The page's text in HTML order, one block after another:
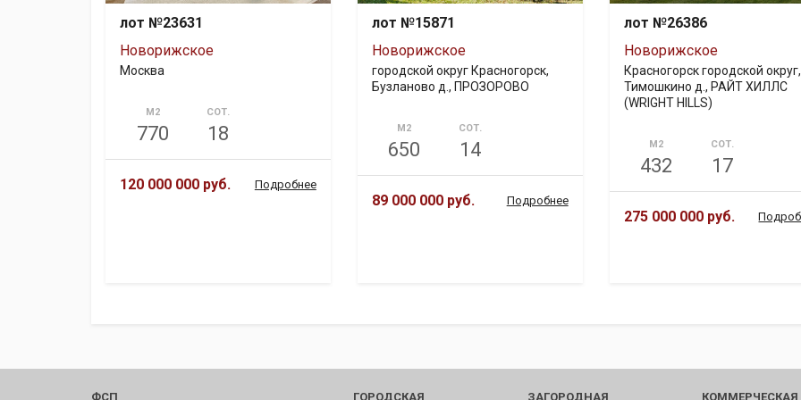
лот №23631
Новорижское
Москва
М2
770
СОТ.
18
120 000 000 руб. Подробнее
лот №15871
Новорижское
городской округ Красногорск,
Бузланово д., ПРОЗОРОВО
М2
650
СОТ.
14
89 000 000 руб. Подробнее
лот №26386
Новорижское
Красногорск городской округ,
Тимошкино д., РАЙТ ХИЛЛС
(WRIGHT HILLS)
М2
432
СОТ.
17
275 000 000 руб.
ФСП ГОРОДСКАЯ ЗАГОРОДНАЯ КОММЕРЧЕСКАЯ